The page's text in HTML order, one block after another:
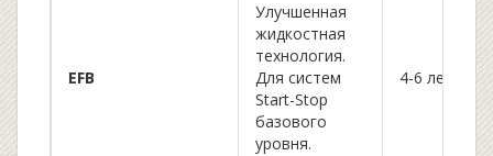
EFB
Улучшенная
жидкостная
технология.
Для систем
Start-Stop
базового
уровня.
4-6 лет